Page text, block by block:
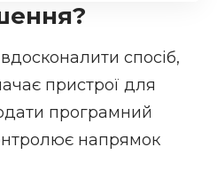
спосіб,
пристрої для
програмний
напрямок